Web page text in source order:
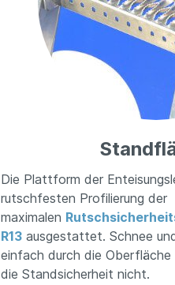
Die Plattform der
rutschfesten Profilierung der
maximalen
R13ausgestattet. Schnee
einfach durch die
die Standsicherheit nicht.